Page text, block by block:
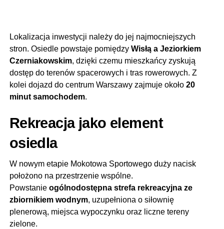
Lokalizacja inwestycji należy do jej najmocniejszych
stron. Osiedle powstaje pomiędzy Wisłą a Jeziorkiem
Czerniakowskim, dzięki czemu mieszkańcy zyskują
dostęp do terenów spacerowych i tras rowerowych. Z
kolei dojazd do centrum Warszawy zajmuje około 20
minut samochodem.
Rekreacja jako element
osiedla
W nowym etapie Mokotowa Sportowego duży nacisk
położono na przestrzenie wspólne.
Powstanie ogólnodostępna strefa rekreacyjna ze
zbiornikiem wodnym, uzupełniona o siłownię
plenerową, miejsca wypoczynku oraz liczne tereny
zielone.